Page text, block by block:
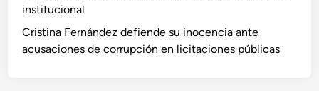
institucional
Cristina Fernández defiende su inocencia ante
acusaciones de corrupción en licitaciones públicas